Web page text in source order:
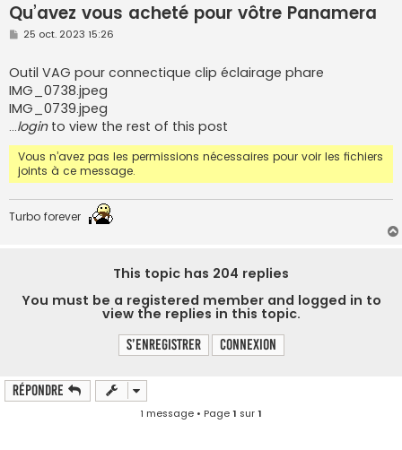
Qu’avez vous acheté pour vôtre Panamera
M
s
a
g
e
25 oct. 2023 15:26
Outil VAG pour connectique clip éclairage phare
IMG_0738.jpeg
IMG_0739.jpeg
…loginto view the rest of this post
Vous n’avez pas les permissions nécessaires pour voir les fichiers
joints à ce message.
Turbo forever
This topic has 204 replies
You must be a registered member and logged in to
view the replies in this topic.
S’enregistrer Connexion
Répondre
1 message • Page1 sur1